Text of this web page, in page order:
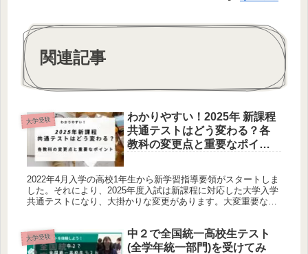
関連記事
大学受験
わかりやすい！2025年 新課程
共通テストはどう変わる？各
教科の変更点と重要なポイン
2022年4月入学の高校1年生から新学習指導要領がスタートしま
した。それにより、2025年度入試は新課程に対応した大学入学
共通テストになり、大掛かりな変更があります。大変重要な変
大学受験
中２で全国統一高校生テスト
(全学年統一部門)を受けてみ